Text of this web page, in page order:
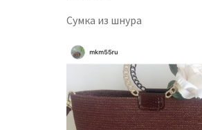
Сумка из шнура